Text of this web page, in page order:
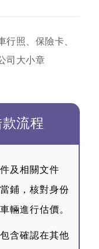
照、保險卡、
司大小章
流程
及相關文件
鋪，核對身份
輛進行估價。
含確認在其他